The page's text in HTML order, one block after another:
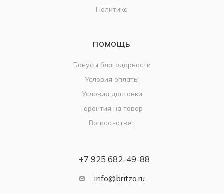
Политика
ПОМОЩЬ
Бонусы благодарности
Условия оплаты
Условия доставки
Гарантия на товар
Вопрос-ответ
+7 925 682-49-88
info@britzo.ru